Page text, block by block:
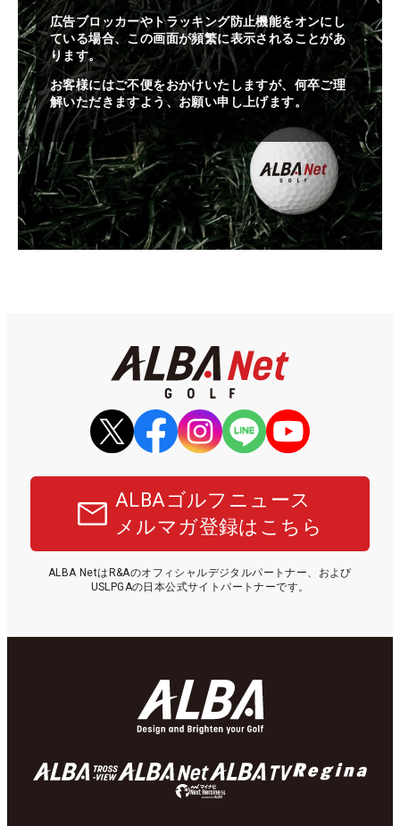
広告ブロッカーやトラッキング防止機能をオンにし
ている場合、この画面が頻繁に表示されることがあ
ります。
お客様にはご不便をおかけいたしますが、何卒ご理
解いただきますよう、お願い申し上げます。
ALBAゴルフニュース
メルマガ登録はこちら
ALBA NetはR&Aのオフィシャルデジタルパートナー、および
USLPGAの日本公式サイトパートナーです。